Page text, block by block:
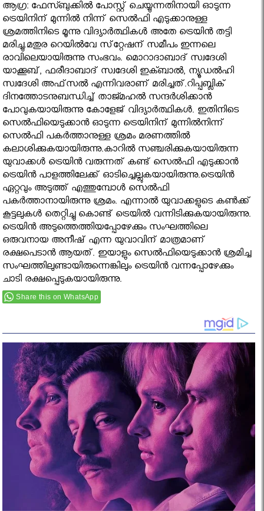
ആഗ്ര: ഫേസ്ബുക്കിൽ പോസ്റ്റ് ചെയ്യുന്നതിനായി ഓടുന്ന
ട്രെയിനിന് മുന്നില്‍ നിന്ന് സെല്‍ഫി എടുക്കാനുള്ള
ശ്രമത്തിനിടെ മൂന്നു വിദ്യാർത്ഥികൾ അതേ ട്രെയിന്‍ തട്ടി
മരിച്ചു.മതുര റെയിൽവേ സ്‌റ്റേഷന് സമീപം ഇന്നലെ
രാവിലെയായിരുന്നു സംഭവം. മൊറാദാബാദ് സ്വദേശി
യാക്കൂബ്, ഫരീദാബാദ് സ്വദേശി ഇക്ബാൽ, ന്യൂഡൽഹി
സ്വദേശി അഫ്‌സൽ എന്നിവരാണ് മരിച്ചത്.റിപ്പബ്ലിക്
ദിനത്തോടനുബന്ധിച്ച് താജ്മഹല്‍ സന്ദര്‍ശിക്കാന്‍
പോവുകയായിരുന്നു കോളേജ് വിദ്യാര്‍ത്ഥികള്‍. ഇതിനിടെ
സെല്‍ഫിയെടുക്കാന്‍ ഓടുന്ന ട്രെയിനിന് മുന്നില്‍നിന്ന്
സെല്‍ഫി പകര്‍ത്താനുള്ള ശ്രമം മരണത്തില്‍
കലാശിക്കുകയായിരുന്നു.കാറില്‍ സഞ്ചരിക്കുകയായിരുന്ന
യുവാക്കള്‍ ട്രെയിന്‍ വരുന്നത് കണ്ട് സെല്‍ഫി എടുക്കാന്‍
ട്രെയിന്‍ പാളത്തിലേക്ക് ഓടിച്ചെല്ലുകയായിരുന്നു.ട്രെയിന്‍
ഏറ്റവും അടുത്ത് എത്തുമ്പോള്‍ സെല്‍ഫി
പകര്‍ത്താനായിരുന്നു ശ്രമം. എന്നാല്‍ യുവാക്കളുടെ കണ്‍ക്ക്
കൂട്ടലുകള്‍ തെറ്റിച്ചു കൊണ്ട് ട്രെയില്‍ വന്നിടിക്കുകയായിരുന്നു.
ട്രെയിന്‍ അടുത്തെത്തിയപ്പോഴേക്കും സംഘത്തിലെ
ഒരുവനായ അനീഷ് എന്ന യുവാവിന് മാത്രമാണ്
രക്ഷപെടാന്‍ ആയത്. ഇയാളും സെല്‍ഫിയെടുക്കാന്‍ ശ്രമിച്ച
സംഘത്തിലുണ്ടായിരുന്നെങ്കിലും ട്രെയിന്‍ വന്നപ്പോഴേക്കും
ചാടി രക്ഷപ്പെടുകയായിരുന്നു.
Share this on WhatsApp